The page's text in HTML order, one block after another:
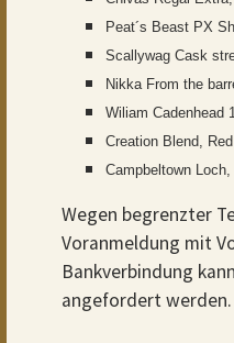
Peat´s Beast PX
Scallywag Cask
Nikka From the
Wiliam Cadenhead
Creation Blend,
Campbeltown Loch,
Wegen begrenzter
Voranmeldung mit
Bankverbindung
angefordert werden.